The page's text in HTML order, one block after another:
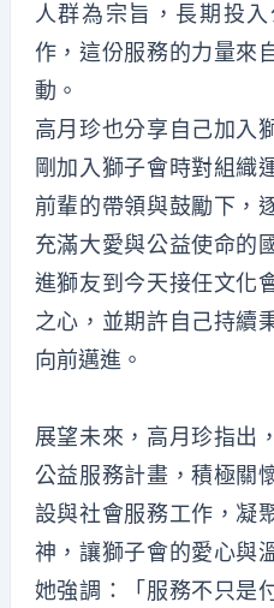
人群為宗旨，長期投
作，這份服務的力量來
動。
高月珍也分享自己加入
剛加入獅子會時對組織
前輩的帶領與鼓勵下，
充滿大愛與公益使命的
進獅友到今天接任文化
之心，並期許自己持續
向前邁進。
展望未來，高月珍指出
公益服務計畫，積極關
設與社會服務工作，凝
神，讓獅子會的愛心與
她強調：「服務不只是